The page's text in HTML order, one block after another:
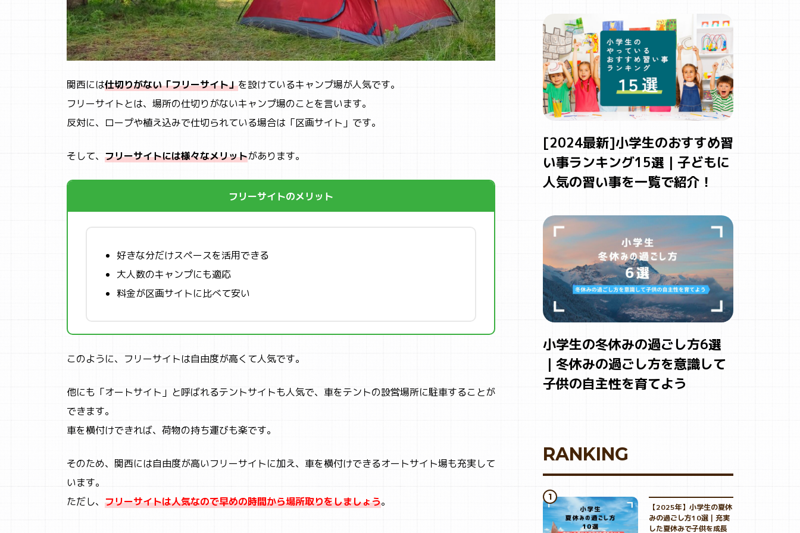
関西には仕切りがない「フリーサイト」を設けているキャンプ場が人気です。
フリーサイトとは、場所の仕切りがないキャンプ場のことを言います。
反対に、ロープや植え込みで仕切られている場合は「区画サイト」です。
そして、 フリーサイトには様々なメリットがあります。
フリーサイトのメリット
好きな分だけスペースを活用できる
大人数のキャンプにも適応
料金が区画サイトに比べて安い
このように、フリーサイトは自由度が高くて人気です。
他にも「オートサイト」と呼ばれるテントサイトも人気で、車をテントの設営場所に駐車することが
できます。
車を横付けできれば、荷物の持ち運びも楽です。
そのため、関西には自由度が高いフリーサイトに加え、車を横付けできるオートサイト場も充実して
います。
ただし、 フリーサイトは人気なので早めの時間から場所取りをしましょう。
[2024最新]小学生のおすすめ習
い事ランキング15選｜子どもに
人気の習い事を一覧で紹介！
小学生の冬休みの過ごし方6選
｜冬休みの過ごし方を意識して
子供の自主性を育てよう
RANKING
【2025年】小学生の夏休
みの過ごし方10選｜充実
した夏休みで子供を成長